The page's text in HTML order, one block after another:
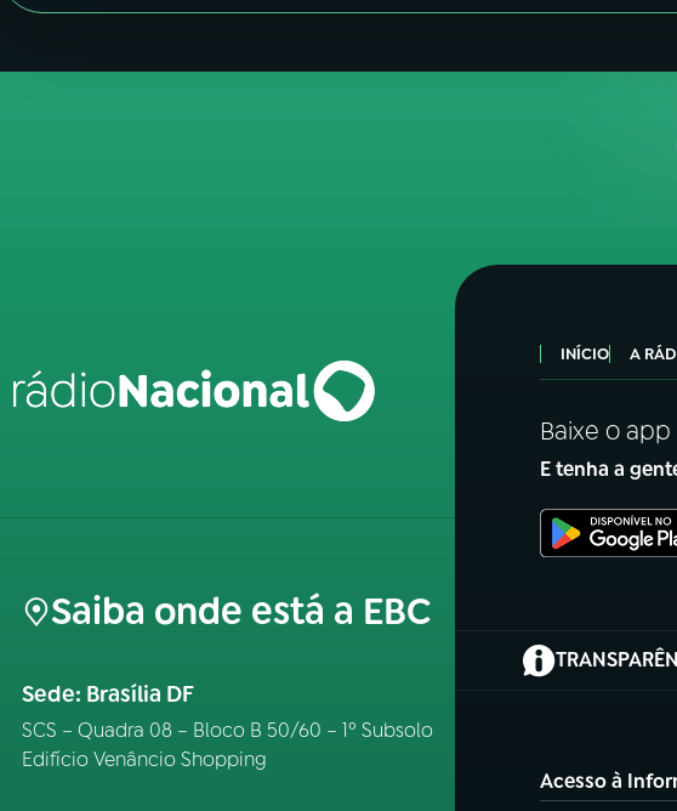
Saiba onde está a EBC
Sede: Brasília DF
SCS – Quadra 08 – Bloco B 50/60 – 1º Subsolo
Edifício Venâncio Shopping
INÍCIO A
Baixe o
E tenha a
(abre em nova
Acesso à